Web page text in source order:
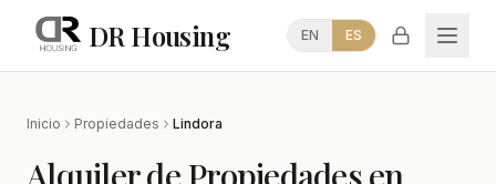
DR Housing EN ES
Inicio Propiedades Lindora
Alquiler de Propiedades en